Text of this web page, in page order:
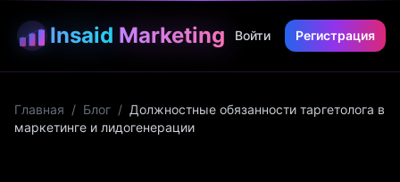
Insaid Marketing Войти Регистрация
Главная / Блог / Должностные обязанности таргетолога в
маркетинге и лидогенерации